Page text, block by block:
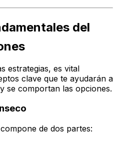
del
estrategias, es vital
clave que te ayudarán a
se comportan las opciones.
de dos partes: